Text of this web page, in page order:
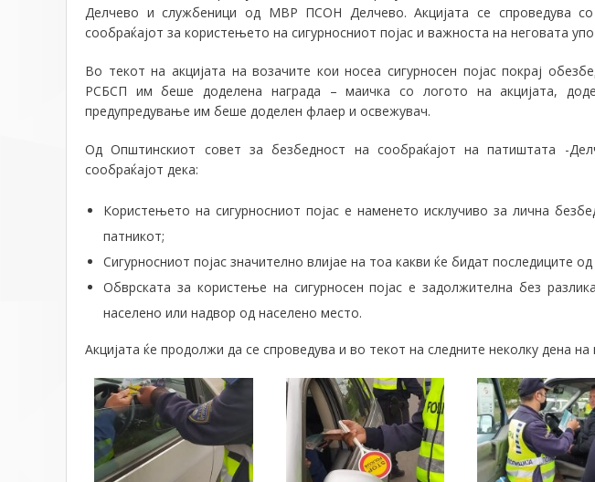
Делчево и службеници од МВР ПСОН Делчево. Акцијата се спроведува
сообраќајот за користењето на сигурносниот појас и важноста на неговата
Во текот на акцијата на возачите кои носеа сигурносен појас покраj
РСБСП им беше доделена награда – маичка со логото на акцијата,
предупредување им беше доделен флаер и освежувач.
Од Општинскиот совет за безбедност на сообраќајот на патиштата -
сообраќајот дека:
Користењето на сигурносниот појас е наменето исклучиво за лична
патникот;
Сигурносниот појас значително влијае на тоа какви ќе бидат последиците
Обврската за користење на сигурносен појас е задолжителна без
населено или надвор од населено место.
Акцијата ќе продолжи да се спроведува и во текот на следните неколку дена